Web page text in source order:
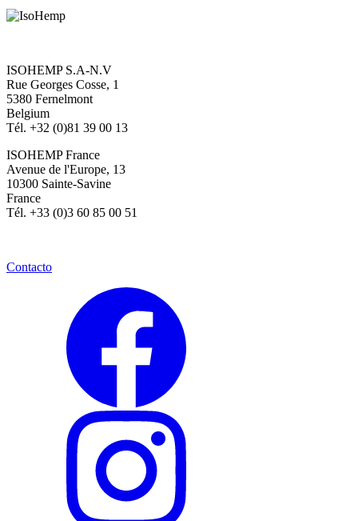
ISOHEMP S.A-N.V
Rue Georges Cosse, 1
5380 Fernelmont
Belgium
Tél. +32 (0)81 39 00 13
ISOHEMP France
Avenue de l'Europe, 13
10300 Sainte-Savine
France
Tél. +33 (0)3 60 85 00 51
Contacto